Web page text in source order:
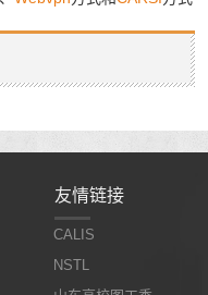
22:30
友情链接
CALIS
NSTL